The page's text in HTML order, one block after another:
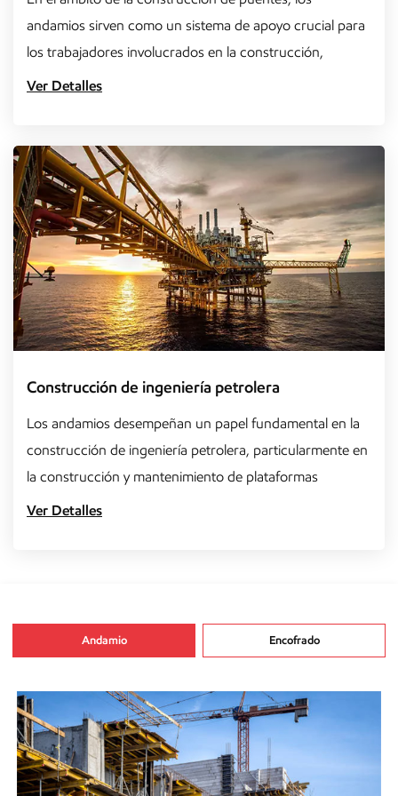
andamios sirven como un sistema de apoyo crucial para
los trabajadores involucrados en la construcción,
reparación o inspec...
Ver Detalles
Construcción de ingeniería petrolera
Los andamios desempeñan un papel fundamental en la
construcción de ingeniería petrolera, particularmente en
la construcción y mantenimiento de plataformas
petrolífe...
Ver Detalles
Andamio Encofrado